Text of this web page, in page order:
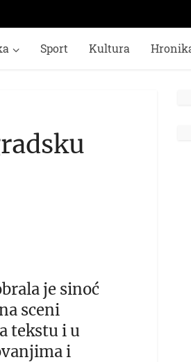
Sport Kultura
je sinoć
sceni
tekstu i u
i